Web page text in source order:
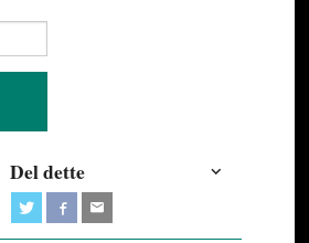
Del dette